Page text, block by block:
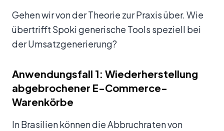
Gehen wir von der Theorie zur Praxis über. Wie
übertrifft Spoki generische Tools speziell bei
der Umsatzgenerierung?
Anwendungsfall 1: Wiederherstellung
abgebrochener E-Commerce-
Warenkörbe
In Brasilien können die Abbruchraten von